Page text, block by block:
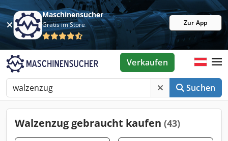
Maschinensucher
Gratis im Store Zur App
Suchen
Verkaufen
Walzenzug gebraucht kaufen (43)